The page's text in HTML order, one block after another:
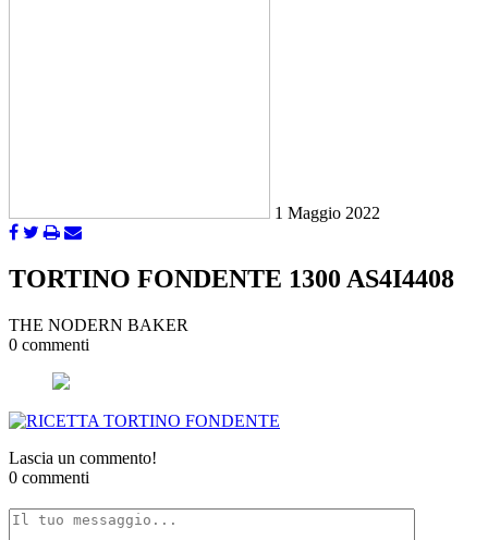
1 Maggio 2022
TORTINO FONDENTE 1300 AS4I4408
THE NODERN BAKER
0 commenti
Lascia un commento!
0 commenti